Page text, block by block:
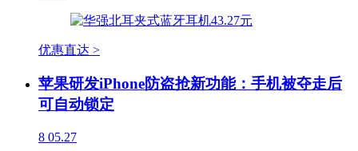
优惠直达 >
苹果研发iPhone防盗抢新功能：手机被夺走后
可自动锁定
8 05.27